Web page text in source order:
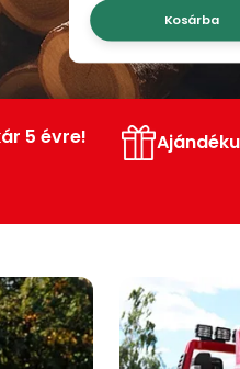
Kosárba
5 évre!